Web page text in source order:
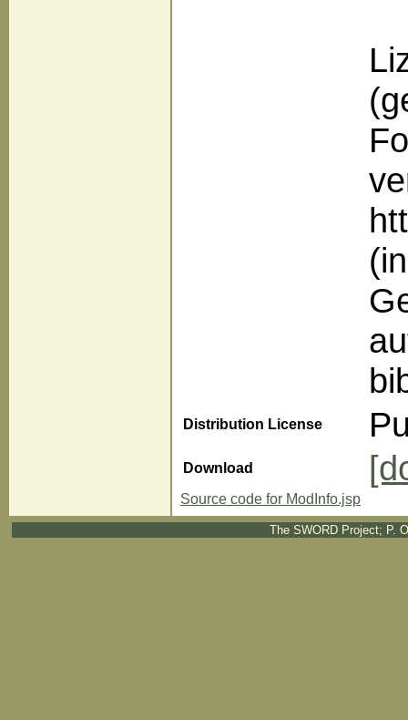
Distribution License
Download
Source code for ModInfo.jsp
The SWORD Project; P.